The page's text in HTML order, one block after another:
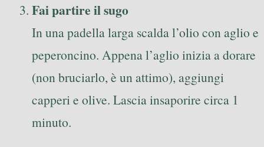
Fai partire il sugo
In una padella larga scalda l’olio con aglio e
peperoncino. Appena l’aglio inizia a dorare
(non bruciarlo, è un attimo), aggiungi
capperi e olive. Lascia insaporire circa 1
minuto.